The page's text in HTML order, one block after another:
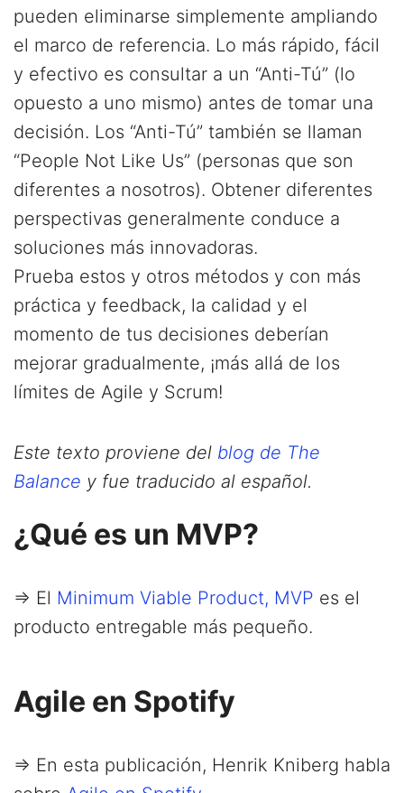
pueden eliminarse simplemente ampliando
el marco de referencia. Lo más rápido, fácil
y efectivo es consultar a un “Anti-Tú” (lo
opuesto a uno mismo) antes de tomar una
decisión. Los “Anti-Tú” también se llaman
“People Not Like Us” (personas que son
diferentes a nosotros). Obtener diferentes
perspectivas generalmente conduce a
soluciones más innovadoras.
Prueba estos y otros métodos y con más
práctica y feedback, la calidad y el
momento de tus decisiones deberían
mejorar gradualmente, ¡más allá de los
límites de Agile y Scrum!
Este texto proviene del blog de The
Balance y fue traducido al español.
¿Qué es un MVP?
=> El Minimum Viable Product, MVP es el
producto entregable más pequeño.
Agile en Spotify
=> En esta publicación, Henrik Kniberg habla